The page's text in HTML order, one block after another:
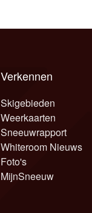
Verkennen
Skigebieden
Weerkaarten
Sneeuwrapport
Whiteroom Nieuws
Foto's
MijnSneeuw